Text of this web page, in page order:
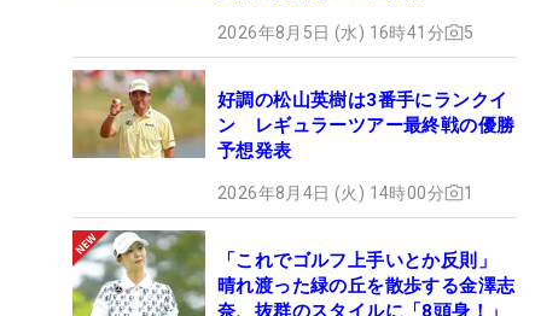
2026年8月5日 (水) 16時41分 5
好調の松山英樹は3番手にランクイ
ン レギュラーツアー最終戦の優勝
予想発表
2026年8月4日 (火) 14時00分 1
「これでゴルフ上手いとか反則」
晴れ渡った緑の丘を散歩する金澤志
奈、抜群のスタイルに「8頭身！」